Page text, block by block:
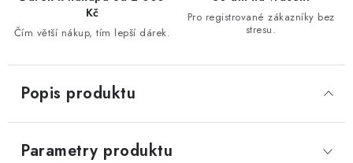
Kč
Čím větší nákup, tím lepší dárek.
Pro registrované zákazníky bez
stresu.
Popis produktu
Parametry produktu